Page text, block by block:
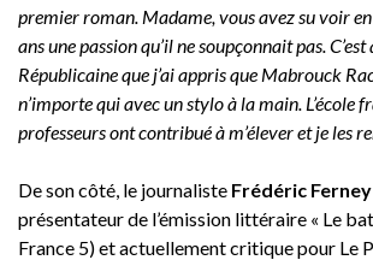
premier roman. Madame, vous avez su voir
ans une passion qu’il ne soupçonnait pas. C’est
Républicaine que j’ai appris que Mabrouck
n’importe qui avec un stylo à la main. L’école
professeurs ont contribué à m’élever et je les
De son côté, le journaliste Frédéric Ferney
présentateur de l’émission littéraire « Le
France 5) et actuellement critique pour Le